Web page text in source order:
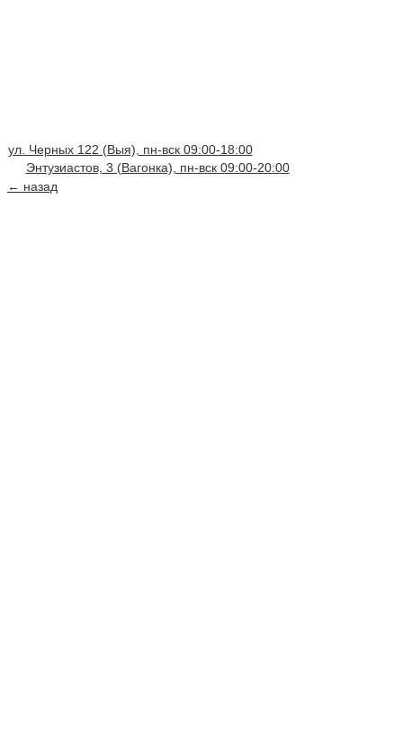
ул. Черных 122 (Выя), пн-вск 09:00-18:00
Энтузиастов, 3 (Вагонка), пн-вск 09:00-20:00
← назад